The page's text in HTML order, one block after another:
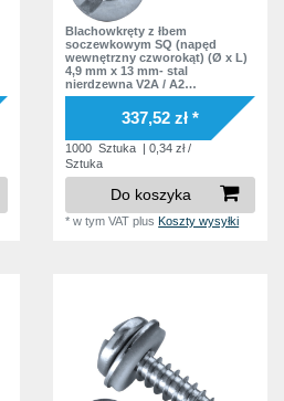
1
1
1
2
Blachowkręty z łbem
soczewkowym SQ (napęd
wewnętrzny czworokąt) (Ø x L)
4,9 mm x 13 mm- stal
nierdzewna V2A / A2
soczewkowy nacięcie
Podkładka bez podkładki
337,52 zł *
1000 Sztuka | 0,34 zł /
Sztuka
Do koszyka
*w tym VAT plusKoszty wysyłki